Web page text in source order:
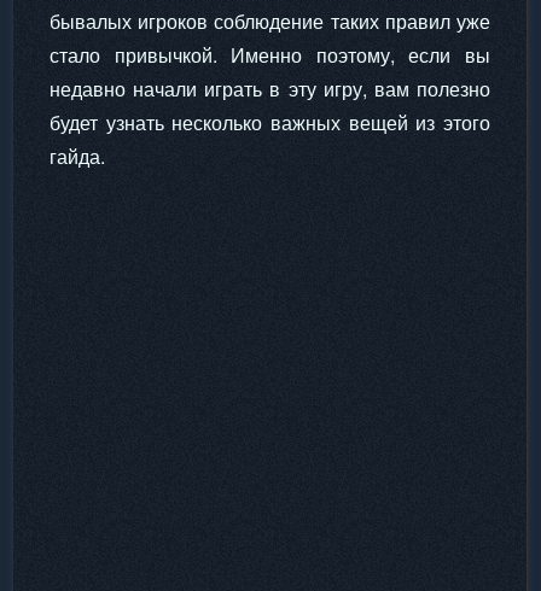
бывалых игроков соблюдение таких правил уже
стало привычкой. Именно поэтому, если вы
недавно начали играть в эту игру, вам полезно
будет узнать несколько важных вещей из этого
гайда.